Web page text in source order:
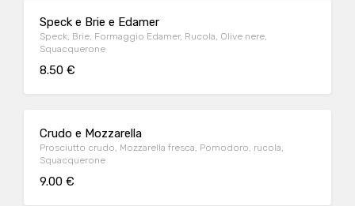
Speck e Brie e Edamer
Speck, Brie, Formaggio Edamer, Rucola, Olive nere,
Squacquerone
8.50 €
Crudo e Mozzarella
Prosciutto crudo, Mozzarella fresca, Pomodoro, rucola,
Squacquerone
9.00 €